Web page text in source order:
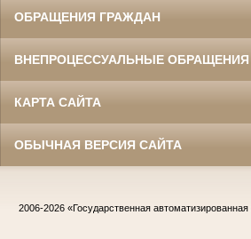
ОБРАЩЕНИЯ ГРАЖДАН
ВНЕПРОЦЕССУАЛЬНЫЕ ОБРАЩЕНИЯ
КАРТА САЙТА
ОБЫЧНАЯ ВЕРСИЯ САЙТА
2006-2026 «Государственная